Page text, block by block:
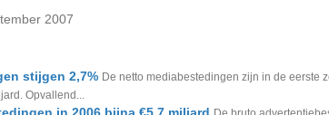
2007
stijgen 2,7% De netto mediabestedingen zijn in de eerste
Opvallend...
in 2006 bijna €5,7 miljard